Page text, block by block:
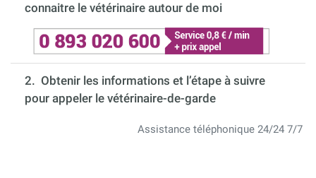
connaitre le vétérinaire autour de moi
2. Obtenir les informations et l’étape à suivre
pour appeler le vétérinaire-de-garde
Assistance téléphonique 24/24 7/7